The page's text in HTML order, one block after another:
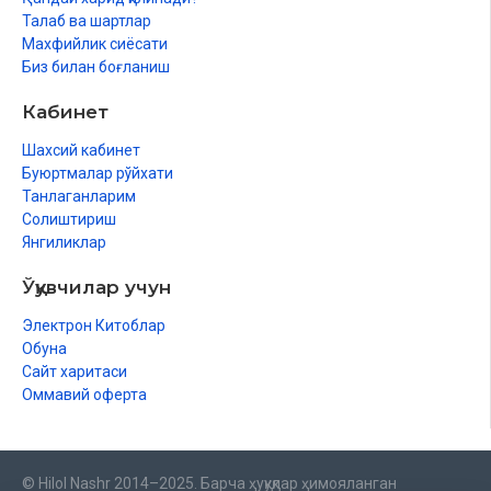
Жанозага бориш одоблари
Садақа қилувчининг одоблари
Соил (садақасўровчи) нинг одоблари
Бой кишининг одоблари
Камбағал кишининг одоблари
Ҳадя берувчининг одоблари
Ҳадя олувчининг одоблари
Рўза тутиш одоблари
ҲАЖ ОДОБЛАРИ
Талаб ва шартлар
Махфийлик сиёсати
Биз билан боғланиш
Кабинет
Шахсий кабинет
Буюртмалар рўйхати
Танлаганларим
Солиштириш
Янгиликлар
Ўқувчилар учун
Электрон Китоблар
Обуна
Сайт харитаси
Оммавий оферта
© Hilol Nashr 2014–2025. Барча ҳуқуқлар ҳимояланган